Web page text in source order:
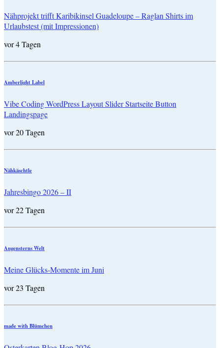
Nähprojekt trifft Karibikinsel Guadeloupe – Raglan Shirts im
Urlaubstest (mit Impressionen)
vor 4 Tagen
Amberlight Label
Vibe Coding WordPress Layout Slider Startseite Button
Landingspage
vor 20 Tagen
Nähkäschtle
Jahresbingo 2026 – II
vor 22 Tagen
Augensterns Welt
Meine Glücks-Momente im Juni
vor 23 Tagen
made with Blümchen